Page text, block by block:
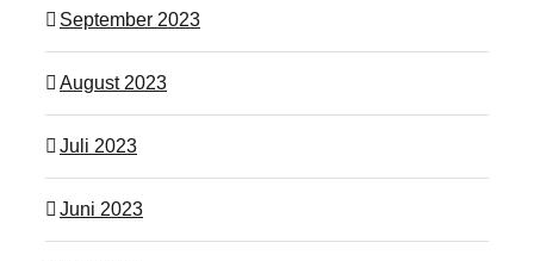
September 2023
August 2023
Juli 2023
Juni 2023